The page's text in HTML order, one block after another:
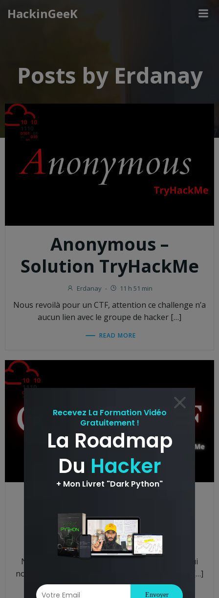
HackinGeeK
Posts by Erdanay
Anonymous –
Solution TryHackMe
Erdanay - 11 h 51 min
Nous revoilà pour un CTF, attention ce challenge n’a
aucun lien avec le groupe de hacker […]
READ MORE
MAINTENANT.
Erdanay - 5 h 31 min
Nous voici de nouveau pour un CTF, aujourd’hui
nous allons aborder 0day. Plutôt axé Web, nous […]